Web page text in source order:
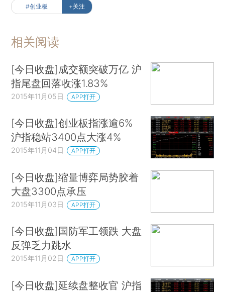
#创业板 +关注
相关阅读
[今日收盘]成交额突破万亿 沪
指尾盘回落收涨1.83%
2015年11月05日 APP打开
[今日收盘]创业板指涨逾6%
沪指稳站3400点大涨4%
2015年11月04日 APP打开
[今日收盘]缩量博弈局势胶着
大盘3300点承压
2015年11月03日 APP打开
[今日收盘]国防军工领跌 大盘
反弹乏力跳水
2015年11月02日 APP打开
[今日收盘]延续盘整收官 沪指